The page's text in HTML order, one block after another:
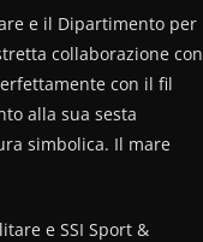
e il Dipartimento per
collaborazione con
con il fil
alla sua sesta
simbolica. Il mare
e SSI Sport &